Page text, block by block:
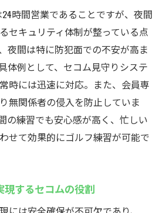
24時間営業であることですが、夜間
セキュリティ体制が整っている点
夜間は特に防犯面での不安が高ま
体例として、セコム見守りシステ
時には迅速に対応。また、会員専
無関係者の侵入を防止していま
の練習でも安心感が高く、忙しい
せて効果的にゴルフ練習が可能で
するセコムの役割